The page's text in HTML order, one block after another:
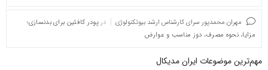
مهران محمدپور سرای کارشناس ارشد بیوتکنولوژی در پودر کافئین برای بدنسازی؛
مزایا، نحوه مصرف، دوز مناسب و عوارض
مهم‌ترین موضوعات ایران مدیکال